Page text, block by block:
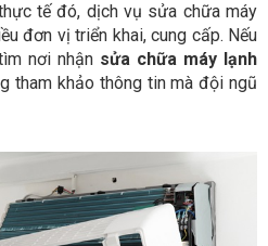
tế đó, dịch vụ sửa chữa máy
đơn vị triển khai, cung cấp. Nếu
nơi nhậnsửa chữa máy lạnh
tham khảo thông tin mà đội ngũ